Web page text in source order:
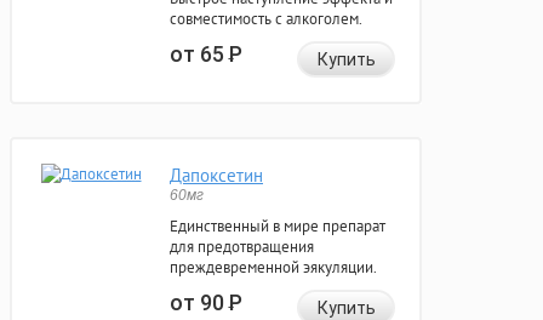
совместимость с алкоголем.
от 65Р Купить
Дапоксетин
60мг
Единственный в мире препарат
для предотвращения
преждевременной эякуляции.
от 90Р Купить